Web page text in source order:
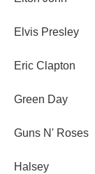
Elvis Presley
Eric Clapton
Green Day
Guns N' Roses
Halsey